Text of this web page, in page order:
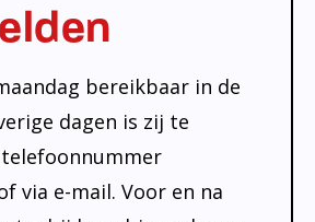
bereikbaar in de
dagen is zij te
via e-mail. Voor en na